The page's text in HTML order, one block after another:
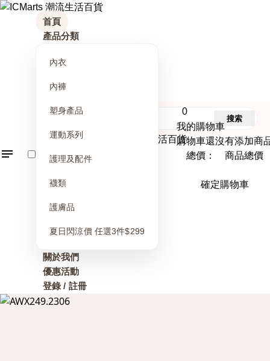
首頁
產品分類
內衣
內褲
塑身產品
運動系列
護理及配件
襪類
護膚品
夏日閃涼價 任選3件$299
關於我們
優惠活動
登錄 / 註冊
0
我的購物車
購物車還沒有添加商
總價： 商品總價
確定購物車
搜索